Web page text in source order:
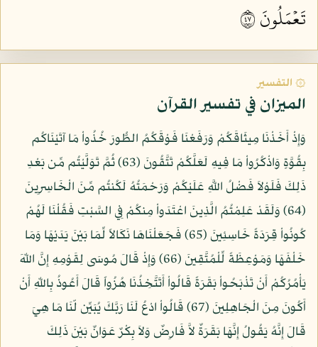
تَعۡمَلُونَ ٧٤
۞ التفسير
الميزان في تفسير القرآن
وَإِذْ أَخَذْنَا مِيثَاقَكُمْ وَرَفَعْنَا فَوْقَكُمُ الطُّورَ خُذُواْ مَا آتَيْنَاكُم
بِقُوَّةٍ وَاذْكُرُواْ مَا فِيهِ لَعَلَّكُمْ تَتَّقُونَ (63) ثُمَّ تَوَلَّيْتُم مِّن بَعْدِ
ذَلِكَ فَلَوْلاَ فَضْلُ اللَّهِ عَلَيْكُمْ وَرَحْمَتُهُ لَكُنتُم مِّنَ الْخَاسِرِينَ
(64) وَلَقَدْ عَلِمْتُمُ الَّذِينَ اعْتَدَواْ مِنكُمْ فِي السَّبْتِ فَقُلْنَا لَهُمْ
كُونُواْ قِرَدَةً خَاسِئِينَ (65) فَجَعَلْنَاهَا نَكَالاً لِّمَا بَيْنَ يَدَيْهَا وَمَا
خَلْفَهَا وَمَوْعِظَةً لِّلْمُتَّقِينَ (66) وَإِذْ قَالَ مُوسَى لِقَوْمِهِ إِنَّ اللّهَ
يَأْمُرُكُمْ أَنْ تَذْبَحُواْ بَقَرَةً قَالُواْ أَتَتَّخِذُنَا هُزُواً قَالَ أَعُوذُ بِاللّهِ أَنْ
أَكُونَ مِنَ الْجَاهِلِينَ (67) قَالُواْ ادْعُ لَنَا رَبَّكَ يُبَيِّن لّنَا مَا هِيَ
قَالَ إِنَّهُ يَقُولُ إِنَّهَا بَقَرَةٌ لاَّ فَارِضٌ وَلاَ بِكْرٌ عَوَانٌ بَيْنَ ذَلِكَ